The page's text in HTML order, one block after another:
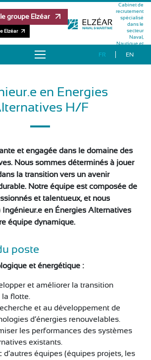
groupe Elzéar
Elzéar
Cabinet de
recrutement
spécialisé
dans le
secteur
Naval,
Nautique et
FR EN
À PROPOS
OFFRES D’EMPLOI
MÉTHODOLOGIE
ÉQUIPE
PUBLICATIONS
CONTACT
en Energies
H/F
et engagée dans le domaine des
Nous sommes déterminés à jouer
la transition vers un avenir
Notre équipe est composée de
et talentueux, et nous
Ingénieur.e en Énergies Alternatives
équipe dynamique.
poste
et énergétique :
et améliorer la transition
la flotte.
et au développement de
d’énergies renouvelables.
les performances des systèmes
existants.
d’autres équipes (équipes projets, les